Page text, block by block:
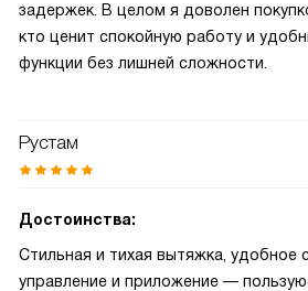
задержек. В целом я доволен
кто ценит спокойную работу и
функции без лишней сложности.
Рустам
Достоинства:
Стильная и тихая вытяжка, удобное
управление и приложение —